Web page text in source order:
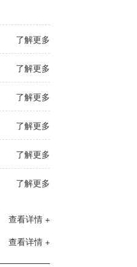
了解更多
了解更多
了解更多
了解更多
了解更多
了解更多
查看详情 +
查看详情 +